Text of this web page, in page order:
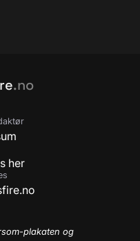
.no
her
plakaten og